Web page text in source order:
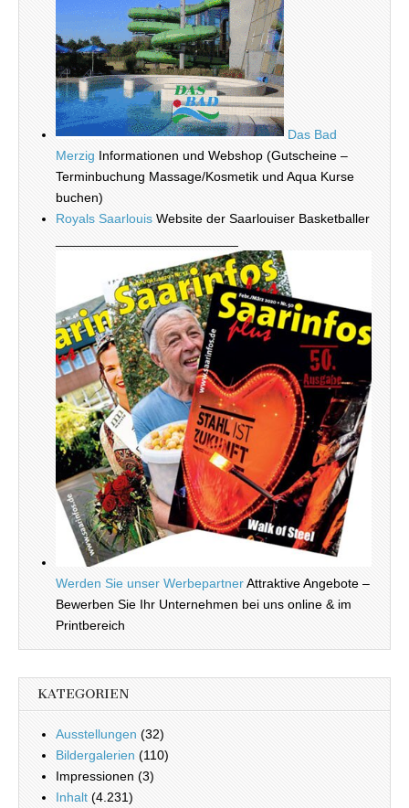
Das Bad
Merzig Informationen und Webshop (Gutscheine –
Terminbuchung Massage/Kosmetik und Aqua Kurse
buchen)
Royals Saarlouis Website der Saarlouiser Basketballer
Werden Sie unser WerbepartnerAttraktive Angebote –
Bewerben Sie Ihr Unternehmen bei uns online & im
Printbereich
KATEGORIEN
Ausstellungen (32)
Bildergalerien (110)
Impressionen (3)
Inhalt (4.231)